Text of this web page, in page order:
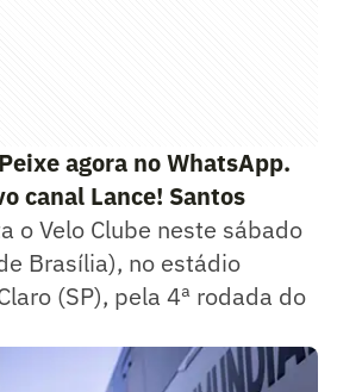
agora no WhatsApp.
canal Lance! Santos
o Velo Clube neste sábado
Brasília), no estádio
(SP), pela 4ª rodada do